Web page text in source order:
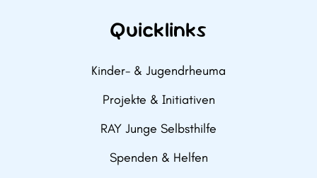
Quicklinks
Kinder- & Jugendrheuma
Projekte & Initiativen
RAY Junge Selbsthilfe
Spenden & Helfen